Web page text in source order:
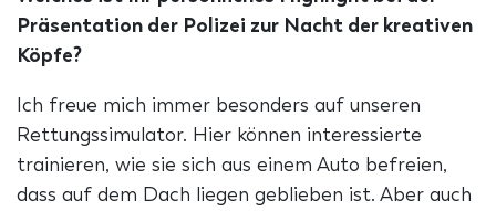
Präsentation der Polizei zur Nacht der kreativen
Köpfe?
Ich freue mich immer besonders auf unseren
Rettungssimulator. Hier können interessierte
trainieren, wie sie sich aus einem Auto befreien,
dass auf dem Dach liegen geblieben ist. Aber auch